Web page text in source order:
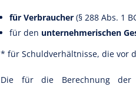
für Verbraucher (§ 288 Abs. 1
für den unternehmerischen
* für Schuldverhältnisse, die vor
Die für die Berechnung der